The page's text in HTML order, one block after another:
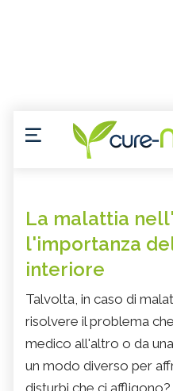
La malattia
l'importanza
interiore
Talvolta, in caso di
risolvere il problema
medico all'altro o da
un modo diverso per